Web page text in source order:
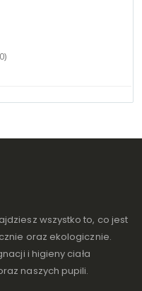
wszystko to, co jest
oraz ekologicznie.
i higieny ciała
naszych pupili.